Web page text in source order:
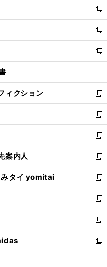
ド
ウ
で
開
く
ィ
ン
ド
ウ
で
開
い
ウ
ィ
ン
ド
ウ
開
く
新
し
い
ウ
ィ
ン
ウ
で
開
く
新
し
い
ウ
ン
ド
ウ
で
開
く
新
し
ウ
ィ
ン
ド
ウ
で
開
く
ィクション
新
し
い
ウ
ィ
ン
ド
ウ
で
開
く
新
し
い
ウ
ィ
ン
ド
ウ
で
開
く
新
し
い
ウ
ィ
ン
ド
ウ
で
開
く
案内人
新
し
い
ウ
ィ
ン
ド
ウ
で
開
みタイ yomitai
新
し
い
ウ
ィ
ン
ド
ウ
新
し
い
ウ
ィ
ン
新
し
い
ウ
新
し